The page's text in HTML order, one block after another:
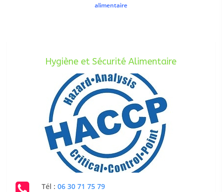
alimentaire
Hygiène et Sécurité Alimentaire
Tél : 06 30 71 75 79